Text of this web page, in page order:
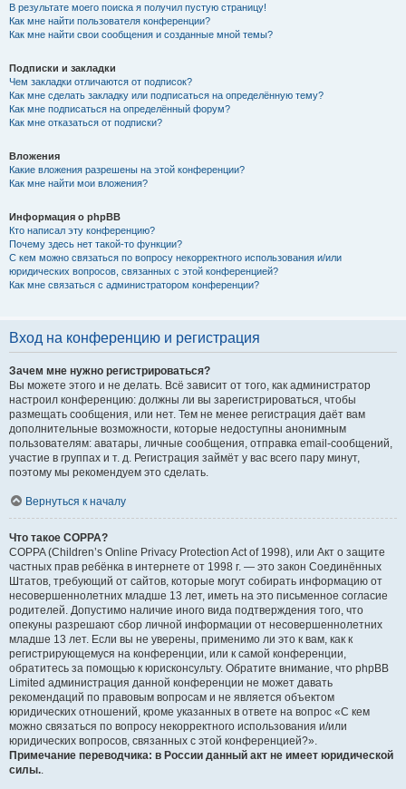
В результате моего поиска я получил пустую страницу!
Как мне найти пользователя конференции?
Как мне найти свои сообщения и созданные мной темы?
Подписки и закладки
Чем закладки отличаются от подписок?
Как мне сделать закладку или подписаться на определённую тему?
Как мне подписаться на определённый форум?
Как мне отказаться от подписки?
Вложения
Какие вложения разрешены на этой конференции?
Как мне найти мои вложения?
Информация о phpBB
Кто написал эту конференцию?
Почему здесь нет такой-то функции?
С кем можно связаться по вопросу некорректного использования и/или
юридических вопросов, связанных с этой конференцией?
Как мне связаться с администратором конференции?
Вход на конференцию и регистрация
Зачем мне нужно регистрироваться?
Вы можете этого и не делать. Всё зависит от того, как администратор
настроил конференцию: должны ли вы зарегистрироваться, чтобы
размещать сообщения, или нет. Тем не менее регистрация даёт вам
дополнительные возможности, которые недоступны анонимным
пользователям: аватары, личные сообщения, отправка email-сообщений,
участие в группах и т. д. Регистрация займёт у вас всего пару минут,
поэтому мы рекомендуем это сделать.
Вернуться к началу
Что такое COPPA?
COPPA (Children’s Online Privacy Protection Act of 1998), или Акт о защите
частных прав ребёнка в интернете от 1998 г. — это закон Соединённых
Штатов, требующий от сайтов, которые могут собирать информацию от
несовершеннолетних младше 13 лет, иметь на это письменное согласие
родителей. Допустимо наличие иного вида подтверждения того, что
опекуны разрешают сбор личной информации от несовершеннолетних
младше 13 лет. Если вы не уверены, применимо ли это к вам, как к
регистрирующемуся на конференции, или к самой конференции,
обратитесь за помощью к юрисконсульту. Обратите внимание, что phpBB
Limited администрация данной конференции не может давать
рекомендаций по правовым вопросам и не является объектом
юридических отношений, кроме указанных в ответе на вопрос «С кем
можно связаться по вопросу некорректного использования и/или
юридических вопросов, связанных с этой конференцией?».
Примечание переводчика: в России данный акт не имеет юридической
силы..